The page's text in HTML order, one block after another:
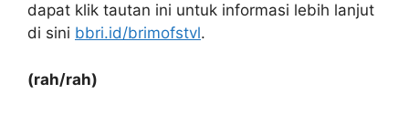
dapat klik tautan ini untuk informasi lebih lanjut
di sini bbri.id/brimofstvl.
(rah/rah)